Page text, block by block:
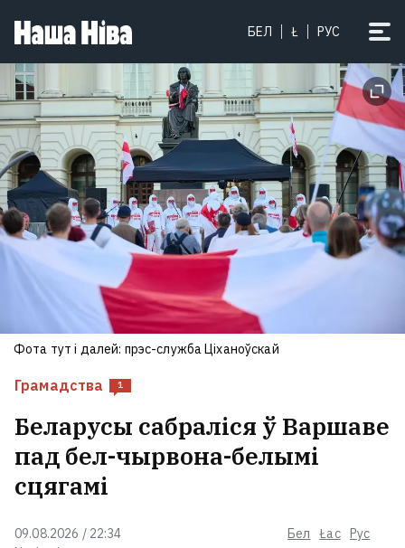
БЕЛ Ł РУС
Грамадства 1
09.08.2026 / 22:34 Бел Łac Рус
Беларусы сабраліся ў Варшаве
пад бел-чырвона-белымі
сцягамі
Фота тут і далей: прэс-служба Ціханоўскай